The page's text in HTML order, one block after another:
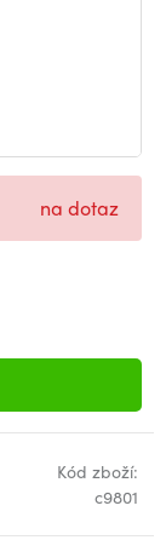
na dotaz
Kód zboží:
c9801